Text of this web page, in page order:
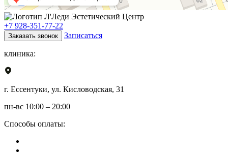
+7 928-351-77-22
Заказать звонок Записаться
клиника:
г. Ессентуки, ул. Кисловодская, 31
пн-вс 10:00 – 20:00
Способы оплаты: